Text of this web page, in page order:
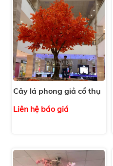
Cây lá phong giả cổ thụ
Liên hệ báo giá